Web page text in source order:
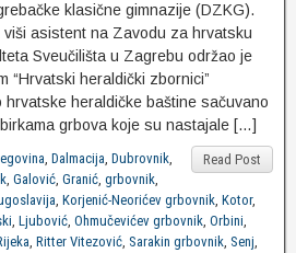
klasične gimnazije (DZKG).
viši asistent na Zavodu za hrvatsku
Sveučilišta u Zagrebu održao je
“Hrvatski heraldički zbornici”
heraldičke baštine sačuvano
grbova koje su nastajale […]
Read Post
, Dalmacija, Dubrovnik,
, Galović, Granić, grbovnik,
, Korjenić-Neorićev grbovnik, Kotor,
, Ljubović, Ohmučevićev grbovnik, Orbini,
, Ritter Vitezović, Sarakin grbovnik, Senj,